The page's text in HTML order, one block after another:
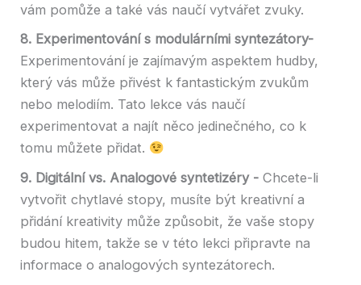
vám pomůže a také vás naučí vytvářet zvuky.
8. Experimentování s modulárními syntezátory-
Experimentování je zajímavým aspektem hudby,
který vás může přivést k fantastickým zvukům
nebo melodiím. Tato lekce vás naučí
experimentovat a najít něco jedinečného, ​​co k
tomu můžete přidat.
9. Digitální vs. Analogové syntetizéry - Chcete-li
vytvořit chytlavé stopy, musíte být kreativní a
přidání kreativity může způsobit, že vaše stopy
budou hitem, takže se v této lekci připravte na
informace o analogových syntezátorech.